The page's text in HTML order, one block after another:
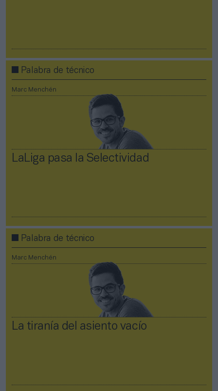
Palabra de técnico
Marc Menchén
LaLiga pasa la Selectividad
Palabra de técnico
Marc Menchén
La tiranía del asiento vacío